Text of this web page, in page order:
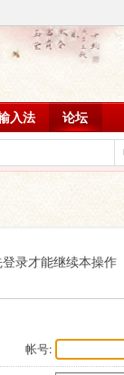
入法 论坛
录才能继续本操作
帐号: